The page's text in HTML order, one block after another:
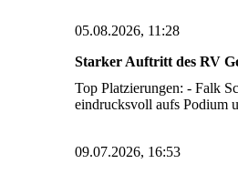
05.08.2026, 11:28
Starker Auftritt des RV
Top Platzierungen: - Falk
eindrucksvoll aufs Podium
09.07.2026, 16:53